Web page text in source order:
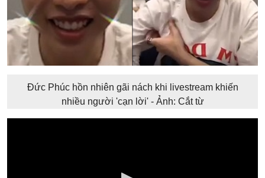
Đức Phúc hồn nhiên gãi nách khi livestream khiến
nhiều người 'cạn lời' - Ảnh: Cắt từ